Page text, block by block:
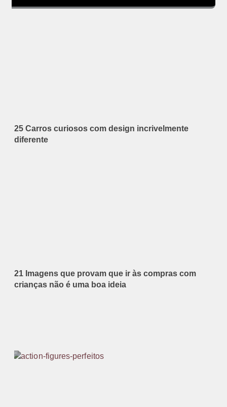
25 Carros curiosos com design incrivelmente
diferente
21 Imagens que provam que ir às compras com
crianças não é uma boa ideia